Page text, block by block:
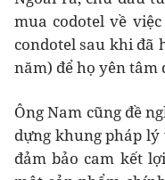
mua codotel về
condotel sau khi đã
năm) để họ yên tâm
Ông Nam cũng đề
dựng khung pháp
đảm bảo cam kết